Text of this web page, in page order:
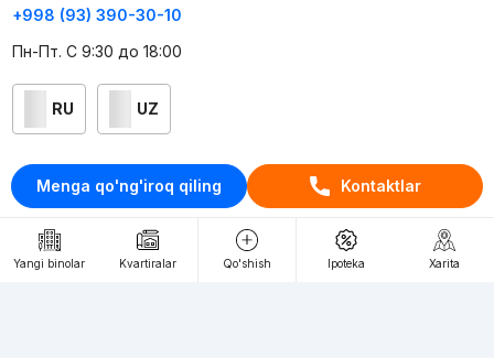
Menga qo'ng'iroq qiling Kontaktlar
Yangi binolar Kvartiralar Qo'shish Ipoteka Xarita
+998 (93) 390-30-10
Пн-Пт. С 9:30 до 18:00
RU UZ
Kontaktlar
loyiha haqida
Webnow © loyihasi